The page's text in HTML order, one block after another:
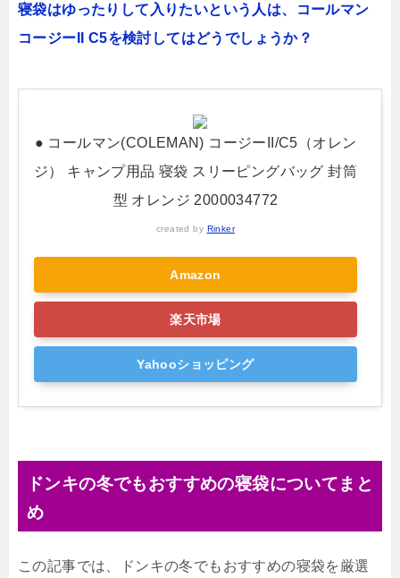
寝袋はゆったりして入りたいという人は、コールマン
コージーII C5を検討してはどうでしょうか？
● コールマン(COLEMAN) コージーII/C5（オレン
ジ） キャンプ用品 寝袋 スリーピングバッグ 封筒
型 オレンジ 2000034772
created by Rinker
Amazon
楽天市場
Yahooショッピング
ドンキの冬でもおすすめの寝袋についてまと
め
この記事では、ドンキの冬でもおすすめの寝袋を厳選